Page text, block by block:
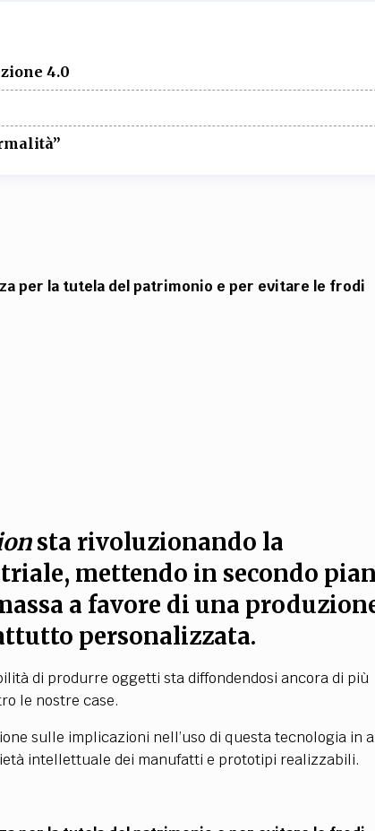
4.0
per la tutela del patrimonio e per evitare le frodi
sta rivoluzionando la
mettendo in secondo
a favore di una
personalizzata.
di produrre oggetti sta diffondendosi ancora di più
le nostre case.
sulle implicazioni nell’uso di questa tecnologia in
intellettuale dei manufatti e prototipi realizzabili.